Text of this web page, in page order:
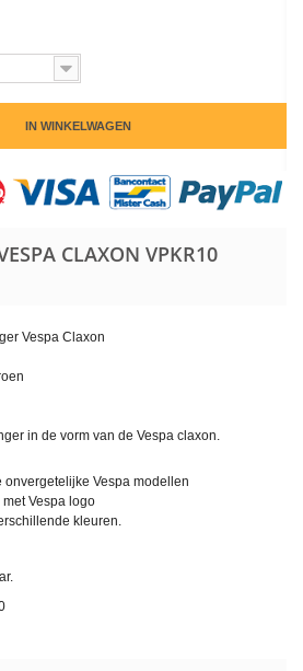
IN WINKELWAGEN
CLAXON VPKR10
Vespa Claxon
in de vorm van de Vespa claxon.
onvergetelijke Vespa modellen
Vespa logo
kleuren.